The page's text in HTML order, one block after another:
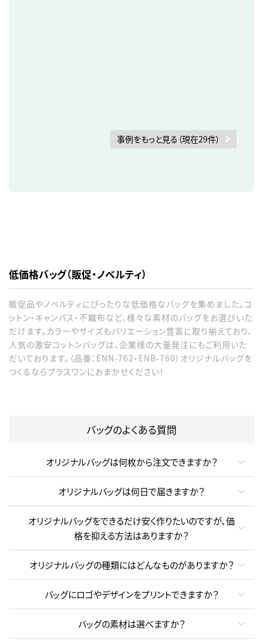
事例をもっと見る（現在29件）
低価格バッグ（販促・ノベルティ）
販促品やノベルティにぴったりな低価格なバッグを集めました。コ
ットン・キャンバス・不織布など、様々な素材のバッグをお選びいた
だけます。カラーやサイズもバリエーション豊富に取り揃えており、
人気の激安コットンバッグは、企業様の大量発注にもご利用いた
だいております。（品番：ENN-762・ENB-760）オリジナルバッグを
つくるならプラスワンにおまかせください！
バッグのよくある質問
オリジナルバッグは何枚から注文できますか？
オリジナルバッグは何日で届きますか？
オリジナルバッグをできるだけ安く作りたいのですが、価
格を抑える方法はありますか？
オリジナルバッグの種類にはどんなものがありますか？
バッグにロゴやデザインをプリントできますか？
バッグの素材は選べますか？